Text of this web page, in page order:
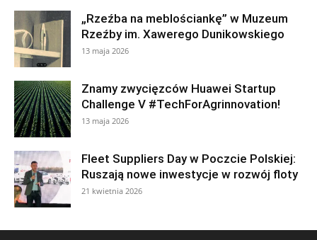
„Rzeźba na meblościankę” w Muzeum
Rzeźby im. Xawerego Dunikowskiego
13 maja 2026
Znamy zwycięzców Huawei Startup
Challenge V #TechForAgrinnovation!
13 maja 2026
Fleet Suppliers Day w Poczcie Polskiej:
Ruszają nowe inwestycje w rozwój floty
21 kwietnia 2026